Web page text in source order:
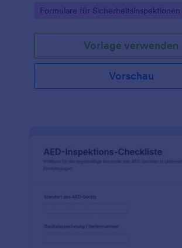
Go to Category:
Formulare für Sicherheitsinspektionen
Vorlage verwenden
Vorschau